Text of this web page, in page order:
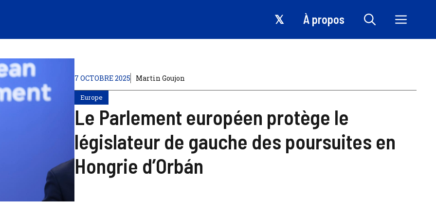
𝕏 À propos
7 OCTOBRE 2025 Martin Goujon
Europe
Le Parlement européen protège le
législateur de gauche des poursuites en
Hongrie d’Orbán